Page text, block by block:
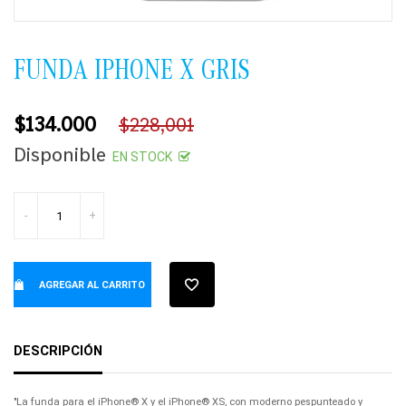
FUNDA IPHONE X GRIS
Precio
habitual
$134.000 $228,001
Disponible EN STOCK
- +
AGREGAR AL CARRITO
DESCRIPCIÓN
"La funda para el iPhone® X y el iPhone® XS, con moderno pespunteado y